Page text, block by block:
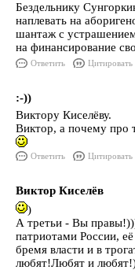
Бездельнику
наплевать на
шантаж с
на финансирование
Ответить Цитировать
:-))
Виктору Киселёву.
Виктор, а почему про
Ответить Цитировать
Виктор Киселёв
)
А третьи - Вы
патриотами России,
бремя власти и в
любят!Любят и